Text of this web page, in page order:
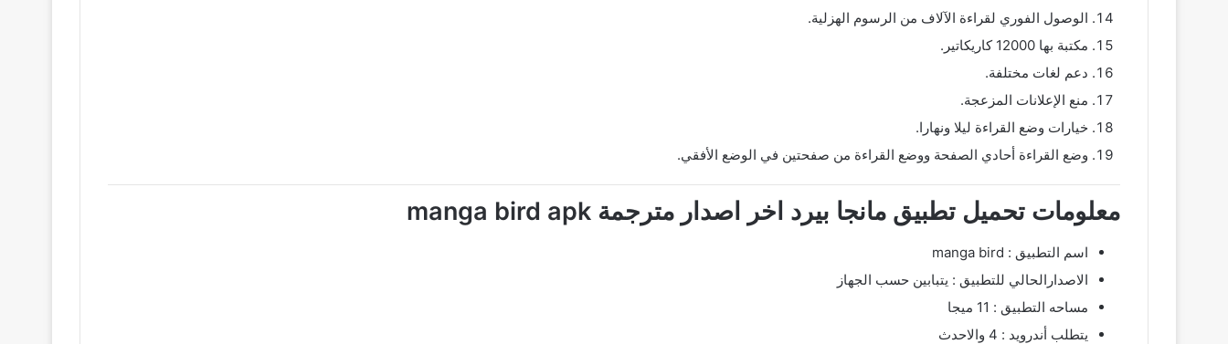
الوصول الفوري لقراءة الآلاف من الرسوم الهزلية.
مكتبة بها 12000 كاريكاتير.
دعم لغات مختلفة.
منع الإعلانات المزعجة.
خيارات وضع القراءة ليلا ونهارا.
وضع القراءة أحادي الصفحة ووضع القراءة من صفحتين في الوضع الأفقي.
معلومات تحميل تطبيق مانجا بيرد اخر اصدار مترجمة manga bird apk
اسم التطبيق : manga bird
الاصدارالحالي للتطبيق : يتبابين حسب الجهاز
مساحه التطبيق : 11 ميجا
يتطلب أندرويد : 4 والاحدث